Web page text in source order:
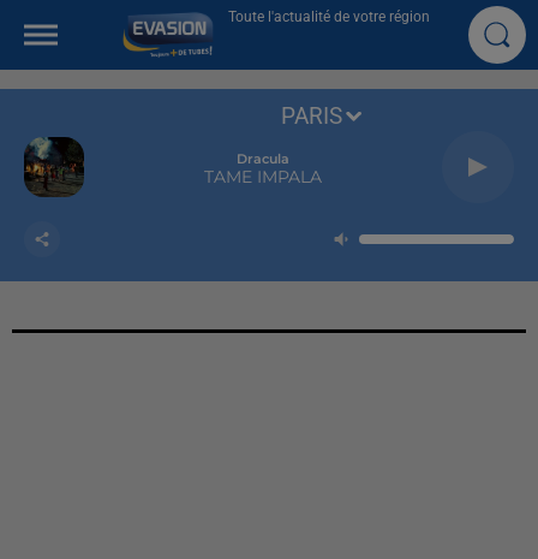
Toute l'actualité de votre région
Dracula
TAME IMPALA
PARIS